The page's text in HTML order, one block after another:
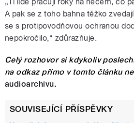
A pak se z toho bahna těžko
se s protipovodňovou ochranou
nepokročilo,“ zdůrazňuje.
Celý rozhovor si kdykoliv
na odkaz přímo v tomto článku
audioarchivu.
SOUVISEJÍCÍ PŘÍSPĚVKY